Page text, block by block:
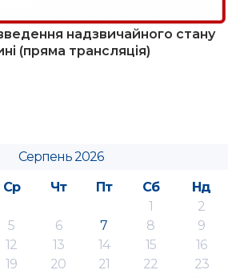
надзвичайного стану
(пряма трансляція)
Серпень 2026
Ср Чт Пт Сб
Нд
1
2
5 6 7 8
9
12 13 14 15
16
19 20 21 22
23